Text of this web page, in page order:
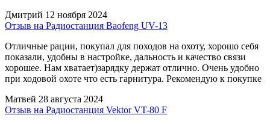
Дмитрий 12 ноября 2024
Отзыв на Радиостанция Baofeng UV-13
Отличные рации, покупал для походов на охоту, хорошо себя
показали, удобны в настройке, дальность и качество связи
хорошее. Нам хватает)зарядку держат отлично. Очень удобно
при ходовой охоте что есть гарнитура. Рекомендую к покупке
Матвей 28 августа 2024
Отзыв на Радиостанция Vektor VT-80 F